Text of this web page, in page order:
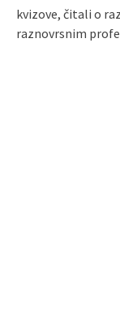
kvizove, čitali o
raznovrsnim